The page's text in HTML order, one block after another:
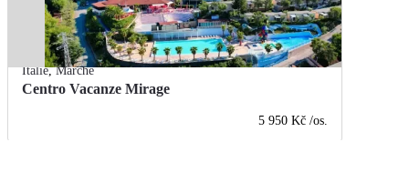
Itálie,Marche
Centro Vacanze Mirage
5 950 Kč /os.